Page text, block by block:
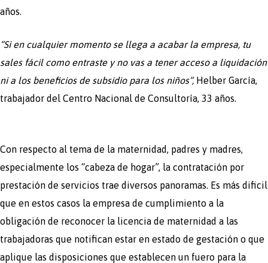
años.
“Si en cualquier momento se llega a acabar la empresa, tu
sales fácil como entraste y no vas a tener acceso a liquidación
ni a los beneficios de subsidio para los niños”, Helber García,
trabajador del Centro Nacional de Consultoría, 33 años.
Con respecto al tema de la maternidad, padres y madres,
especialmente los “cabeza de hogar”, la contratación por
prestación de servicios trae diversos panoramas. Es más dificil
que en estos casos la empresa de cumplimiento a la
obligación de reconocer la licencia de maternidad a las
trabajadoras que notifican estar en estado de gestación o que
aplique las disposiciones que establecen un fuero para la